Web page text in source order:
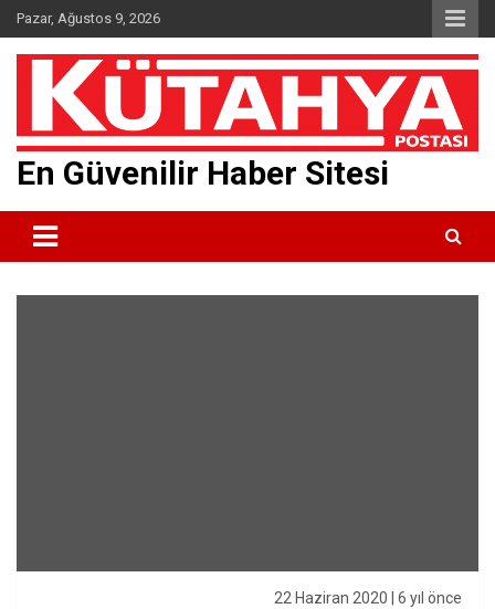
Skip
to
content
Pazar, Ağustos 9, 2026
En Güvenilir Haber Sitesi
22 Haziran 2020 | 6 yıl önce